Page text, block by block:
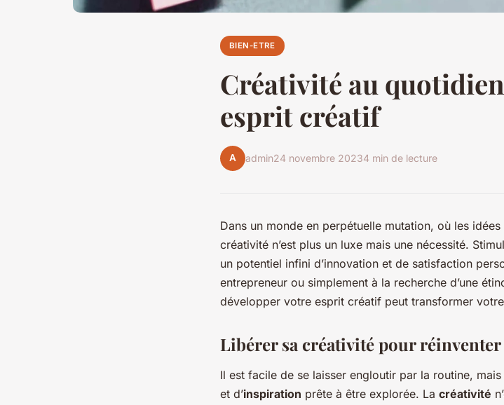
BIEN-ETRE
Créativité au
esprit créatif
A admin24 novembre 20234 min de lecture
Dans un monde en perpétuelle mutation, où les
créativité n’est plus un luxe mais une nécessité.
un potentiel infini d’innovation et de satisfaction
entrepreneur ou simplement à la recherche d’une
développer votre esprit créatif peut transformer
Libérer sa créativité pour
Il est facile de se laisser engloutir par la routine,
et d’inspiration prête à être explorée. La créativité